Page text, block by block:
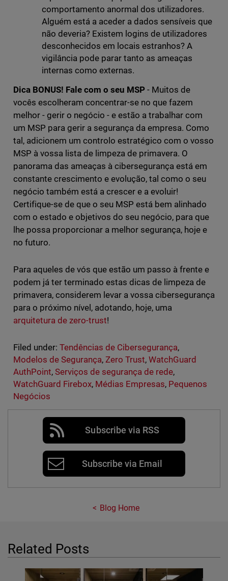
comportamento anormal dos utilizadores.
Alguém está a aceder a dados sensíveis que
não deveria? Existem logins de utilizadores
desconhecidos em locais estranhos? A
vigilância pode parar tanto as ameaças
internas como externas.
Dica BONUS! Fale com o seu MSP- Muitos de
vocês escolheram concentrar-se no que fazem
melhor - gerir o negócio - e estão a trabalhar com
um MSP para gerir a segurança da empresa. Como
tal, adicionem um controlo estratégico com o vosso
MSP à vossa lista de limpeza de primavera. O
panorama das ameaças à cibersegurança está em
constante crescimento e evolução, tal como o seu
negócio também está a crescer e a evoluir!
Certifique-se de que o seu MSP está bem alinhado
com o estado e objetivos do seu negócio, para que
lhe possa proporcionar a melhor segurança, hoje e
no futuro.
Para aqueles de vós que estão um passo à frente e
podem já ter terminado estas dicas de limpeza de
primavera, considerem levar a vossa cibersegurança
para o próximo nível, adotando, hoje, uma
arquitetura de zero-trust!
Filed under: Tendências de Cibersegurança,
Modelos de Segurança, Zero Trust,WatchGuard
AuthPoint, Serviços de segurança de rede,
WatchGuard Firebox, Médias Empresas, Pequenos
Negócios
Subscribe via RSS
Subscribe via Email
Blog Home
Related Posts